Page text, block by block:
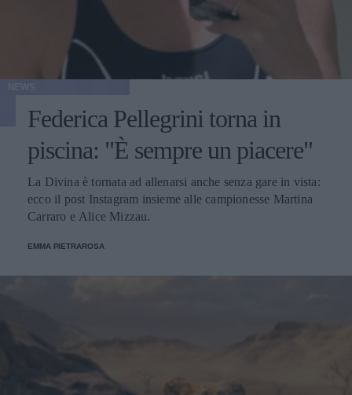
Federica Pellegrini torna in
piscina: "È sempre un piacere"
La Divina è tornata ad allenarsi anche senza gare in vista:
ecco il post Instagram insieme alle campionesse Martina
Carraro e Alice Mizzau.
EMMA PIETRAROSA